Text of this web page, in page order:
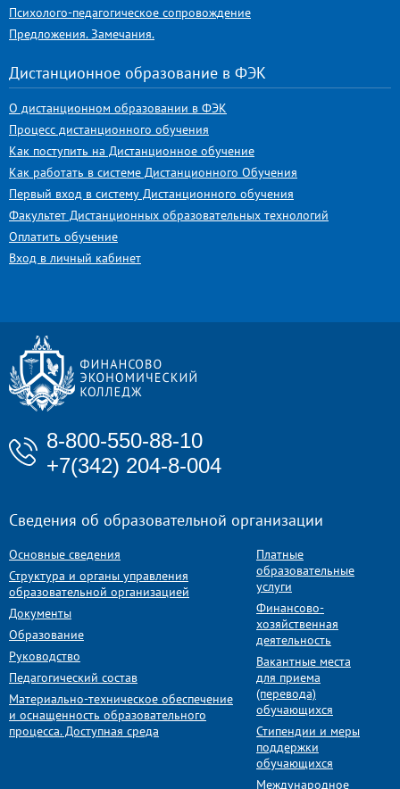
Психолого-педагогическое сопровождение
Предложения. Замечания.
Дистанционное образование в ФЭК
О дистанционном образовании в ФЭК
Процесс дистанционного обучения
Как поступить на Дистанционное обучение
Как работать в системе Дистанционного Обучения
Первый вход в систему Дистанционного обучения
Факультет Дистанционных образовательных технологий
Оплатить обучение
Вход в личный кабинет
8-800-550-88-10
+7(342) 204-8-004
Сведения об образовательной организации
Основные сведения
Структура и органы управления
образовательной организацией
Документы
Образование
Руководство
Педагогический состав
Материально-техническое обеспечение
и оснащенность образовательного
процесса. Доступная среда
Платные
образовательные
услуги
Финансово-
хозяйственная
деятельность
Вакантные места
для приема
(перевода)
обучающихся
Стипендии и меры
поддержки
обучающихся
Международное